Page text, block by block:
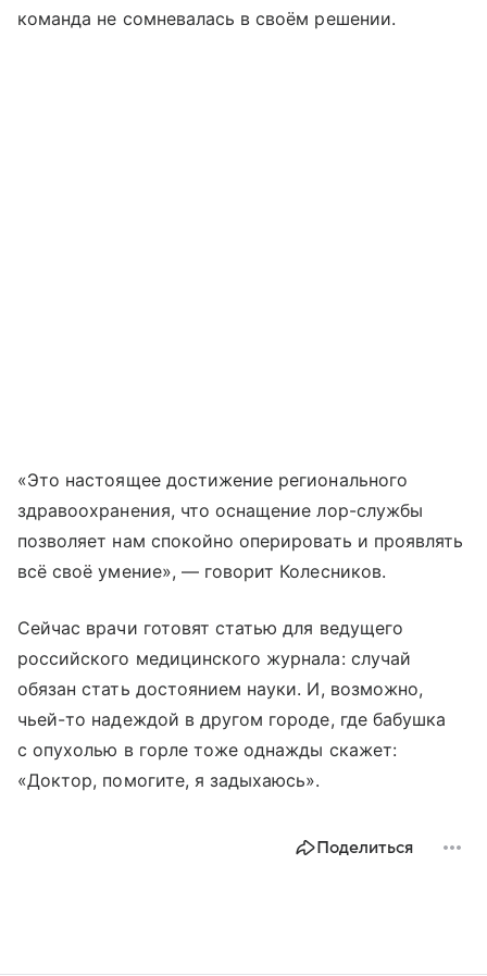
команда не сомневалась в своём решении.
«Это настоящее достижение регионального
здравоохранения, что оснащение лор-службы
позволяет нам спокойно оперировать и проявлять
всё своё умение», — говорит Колесников.
Сейчас врачи готовят статью для ведущего
российского медицинского журнала: случай
обязан стать достоянием науки. И, возможно,
чьей-то надеждой в другом городе, где бабушка
с опухолью в горле тоже однажды скажет:
«Доктор, помогите, я задыхаюсь».
Поделиться